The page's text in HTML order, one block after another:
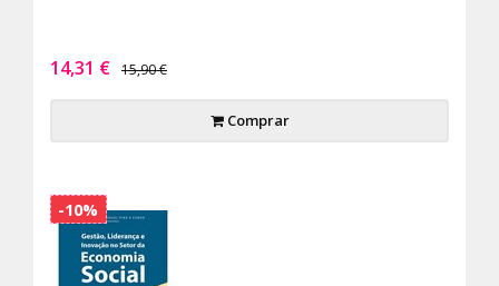
14,31 € 15,90 €
Comprar
-10%